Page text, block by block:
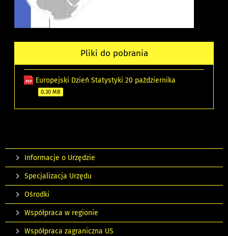
Pliki do pobrania
Europejski Dzień Statystyki 20 października
0.30 MB
Informacje o Urzędzie
Specjalizacja Urzędu
Ośrodki
Współpraca w regionie
Współpraca zagraniczna US